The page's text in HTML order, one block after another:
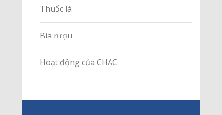
Thuốc lá
Bia rượu
Hoạt động của CHAC